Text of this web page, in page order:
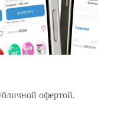
офертой.